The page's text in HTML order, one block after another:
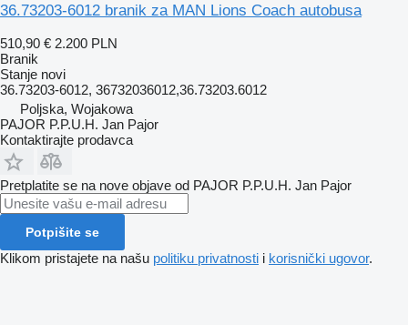
36.73203-6012 branik za MAN Lions Coach autobusa
510,90 € 2.200 PLN
Branik
Stanje novi
36.73203-6012, 36732036012,36.73203.6012
Poljska, Wojakowa
PAJOR P.P.U.H. Jan Pajor
Kontaktirajte prodavca
Pretplatite se na nove objave od PAJOR P.P.U.H. Jan Pajor
Potpišite se
Klikom pristajete na našu politiku privatnosti i korisnički ugovor.